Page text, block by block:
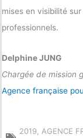
mises en visibilité
professionnels.
Delphine JUNG
Chargée de mission
Agence française
2019 AGENCE